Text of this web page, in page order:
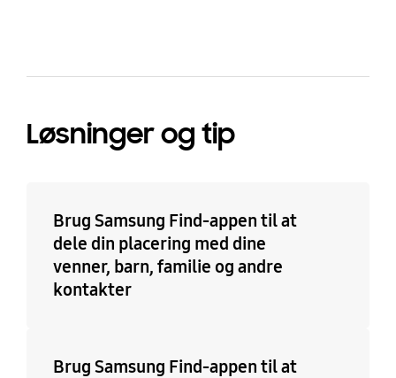
Løsninger og tip
Brug Samsung Find-appen til at
dele din placering med dine
venner, barn, familie og andre
kontakter
Brug Samsung Find-appen til at